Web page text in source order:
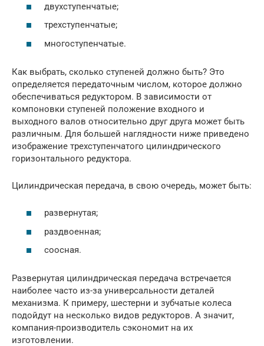
двухступенчатые;
трехступенчатые;
многоступенчатые.
Как выбрать, сколько ступеней должно быть? Это
определяется передаточным числом, которое должно
обеспечиваться редуктором. В зависимости от
компоновки ступеней положение входного и
выходного валов относительно друг друга может быть
различным. Для большей наглядности ниже приведено
изображение трехступенчатого цилиндрического
горизонтального редуктора.
Цилиндрическая передача, в свою очередь, может быть:
развернутая;
раздвоенная;
соосная.
Развернутая цилиндрическая передача встречается
наиболее часто из-за универсальности деталей
механизма. К примеру, шестерни и зубчатые колеса
подойдут на несколько видов редукторов. А значит,
компания-производитель сэкономит на их
изготовлении.